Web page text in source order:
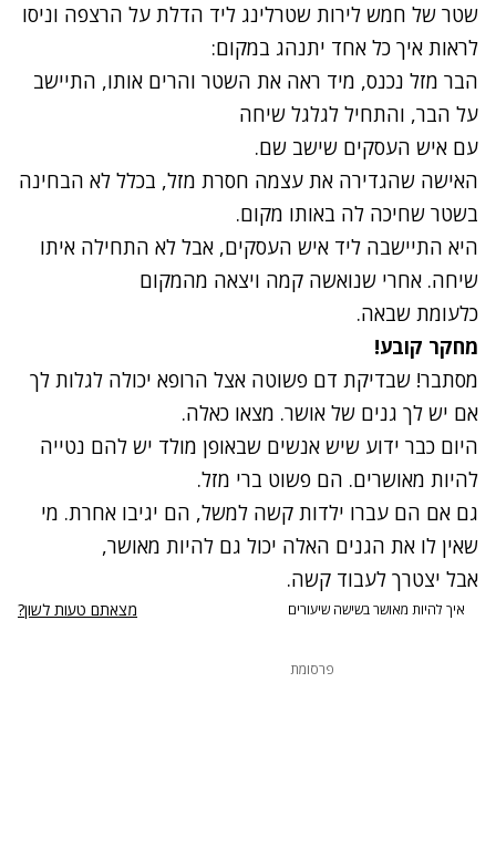
שטר של חמש לירות שטרלינג ליד הדלת על הרצפה וניסו
לראות איך כל אחד יתנהג במקום:
הבר מזל נכנס, מיד ראה את השטר והרים אותו, התיישב
על הבר, והתחיל לגלגל שיחה
עם איש העסקים שישב שם.
האישה שהגדירה את עצמה חסרת מזל, בכלל לא הבחינה
בשטר שחיכה לה באותו מקום.
היא התיישבה ליד איש העסקים, אבל לא התחילה איתו
שיחה. אחרי שנואשה קמה ויצאה מהמקום
כלעומת שבאה.
מחקר קובע!
מסתבר! שבדיקת דם פשוטה אצל הרופא יכולה לגלות לך
אם יש לך גנים של אושר. מצאו כאלה.
היום כבר ידוע שיש אנשים שבאופן מולד יש להם נטייה
להיות מאושרים. הם פשוט ברי מזל.
גם אם הם עברו ילדות קשה למשל, הם יגיבו אחרת. מי
שאין לו את הגנים האלה יכול גם להיות מאושר,
אבל יצטרך לעבוד קשה.
איך להיות מאושר בשישה שיעורים מצאתם טעות לשון?
פרסומת